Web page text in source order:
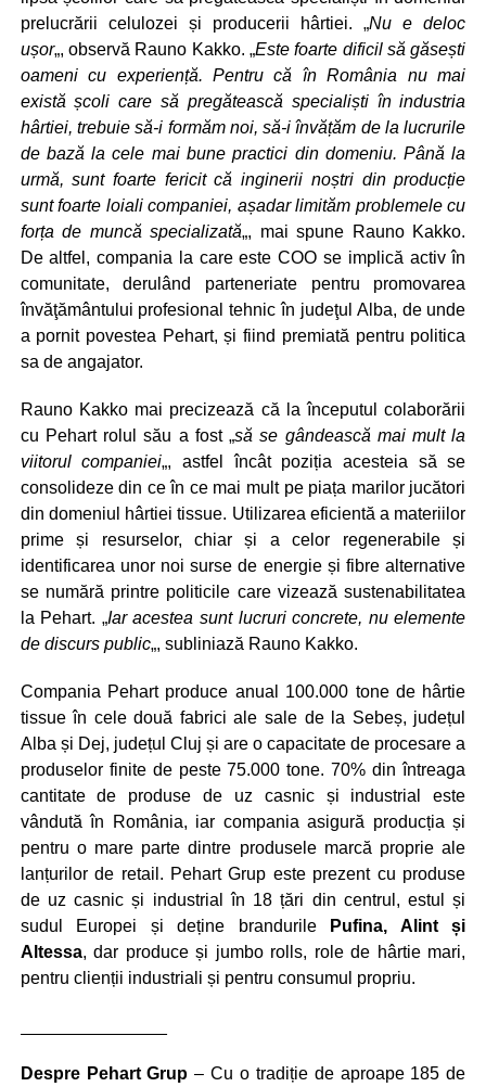
prelucrării celulozei și producerii hârtiei. „Nu e deloc
ușor„, observă Rauno Kakko. „Este foarte dificil să găsești
oameni cu experiență. Pentru că în România nu mai
există școli care să pregătească specialiști în industria
hârtiei, trebuie să-i formăm noi, să-i învățăm de la lucrurile
de bază la cele mai bune practici din domeniu. Până la
urmă, sunt foarte fericit că inginerii noștri din producție
sunt foarte loiali companiei, așadar limităm problemele cu
forța de muncă specializată„, mai spune Rauno Kakko.
De altfel, compania la care este COO se implică activ în
comunitate, derulând parteneriate pentru promovarea
învăţământului profesional tehnic în judeţul Alba, de unde
a pornit povestea Pehart, și fiind premiată pentru politica
sa de angajator.
Rauno Kakko mai precizează că la începutul colaborării
cu Pehart rolul său a fost „să se gândească mai mult la
viitorul companiei„, astfel încât poziția acesteia să se
consolideze din ce în ce mai mult pe piața marilor jucători
din domeniul hârtiei tissue. Utilizarea eficientă a materiilor
prime și resurselor, chiar și a celor regenerabile și
identificarea unor noi surse de energie și fibre alternative
se numără printre politicile care vizează sustenabilitatea
la Pehart. „Iar acestea sunt lucruri concrete, nu elemente
de discurs public„, subliniază Rauno Kakko.
Compania Pehart produce anual 100.000 tone de hârtie
tissue în cele două fabrici ale sale de la Sebeș, județul
Alba și Dej, județul Cluj și are o capacitate de procesare a
produselor finite de peste 75.000 tone. 70% din întreaga
cantitate de produse de uz casnic și industrial este
vândută în România, iar compania asigură producția și
pentru o mare parte dintre produsele marcă proprie ale
lanțurilor de retail. Pehart Grup este prezent cu produse
de uz casnic și industrial în 18 țări din centrul, estul și
sudul Europei și deține brandurile
Pufina, Alint și
Altessa, dar produce și jumbo rolls, role de hârtie mari,
pentru clienții industriali și pentru consumul propriu.
Despre Pehart Grup – Cu o tradiție de aproape 185 de